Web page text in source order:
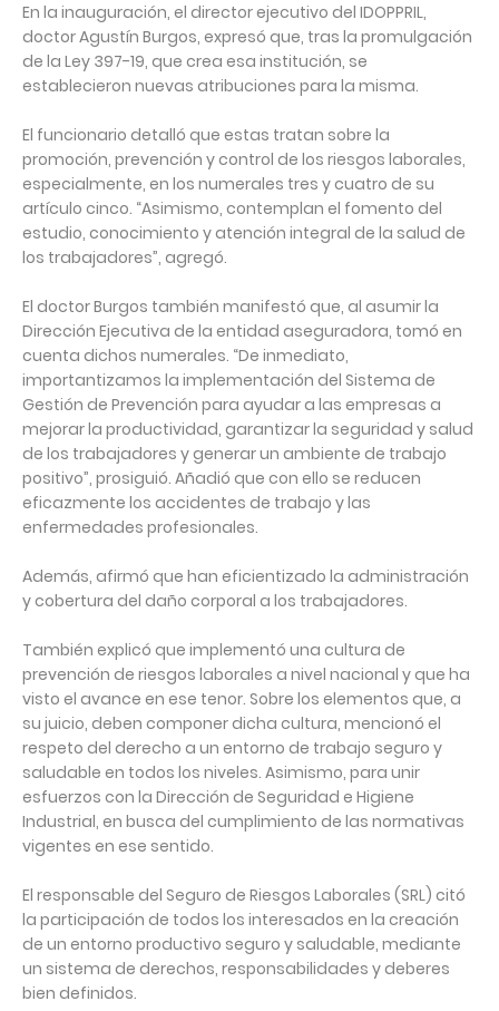
En la inauguración, el director ejecutivo del IDOPPRIL,
doctor Agustín Burgos, expresó que, tras la promulgación
de la Ley 397-19, que crea esa institución, se
establecieron nuevas atribuciones para la misma.⁣
El funcionario detalló que estas tratan sobre la
promoción, prevención y control de los riesgos laborales,
especialmente, en los numerales tres y cuatro de su
artículo cinco. “Asimismo, contemplan el fomento del
estudio, conocimiento y atención integral de la salud de
los trabajadores”, agregó.⁣
El doctor Burgos también manifestó que, al asumir la
Dirección Ejecutiva de la entidad aseguradora, tomó en
cuenta dichos numerales. “De inmediato,
importantizamos la implementación del Sistema de
Gestión de Prevención para ayudar a las empresas a
mejorar la productividad, garantizar la seguridad y salud
de los trabajadores y generar un ambiente de trabajo
positivo”, prosiguió. Añadió que con ello se reducen
eficazmente los accidentes de trabajo y las
enfermedades profesionales.⁣
Además, afirmó que han eficientizado la administración
y cobertura del daño corporal a los trabajadores.⁣
También explicó que implementó una cultura de
prevención de riesgos laborales a nivel nacional y que ha
visto el avance en ese tenor. Sobre los elementos que, a
su juicio, deben componer dicha cultura, mencionó el
respeto del derecho a un entorno de trabajo seguro y
saludable en todos los niveles. Asimismo, para unir
esfuerzos con la Dirección de Seguridad e Higiene
Industrial, en busca del cumplimiento de las normativas
vigentes en ese sentido.⁣
El responsable del Seguro de Riesgos Laborales (SRL) citó
la participación de todos los interesados en la creación
de un entorno productivo seguro y saludable, mediante
un sistema de derechos, responsabilidades y deberes
bien definidos.⁣